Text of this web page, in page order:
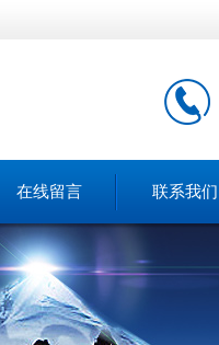
在线留言 联系我们